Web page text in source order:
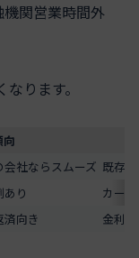
関営業時間外
ります。
向
社ならスムーズ 既存
り
カー
向き 金利